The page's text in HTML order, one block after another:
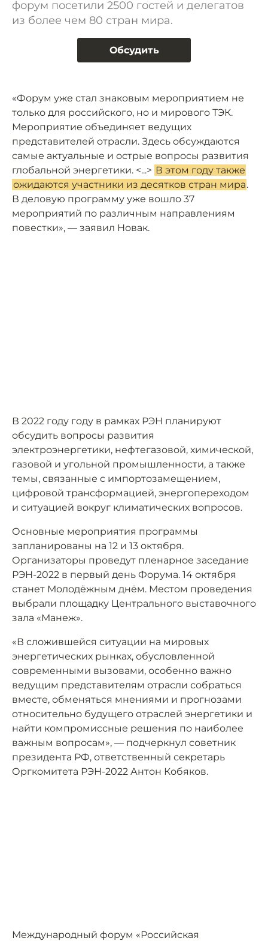
форум посетили 2500 гостей и делегатов
из более чем 80 стран мира.
Обсудить
«Форум уже стал знаковым мероприятием не
только для российского, но и мирового ТЭК.
Мероприятие объединяет ведущих
представителей отрасли. Здесь обсуждаются
самые актуальные и острые вопросы развития
глобальной энергетики. <...> В этом году также
ожидаются участники из десятков стран мира.
В деловую программу уже вошло 37
мероприятий по различным направлениям
повестки», — заявил Новак.
В 2022 году году в рамках РЭН планируют
обсудить вопросы развития
электроэнергетики, нефтегазовой, химической,
газовой и угольной промышленности, а также
темы, связанные с импортозамещением,
цифровой трансформацией, энергопереходом
и ситуацией вокруг климатических вопросов.
Основные мероприятия программы
запланированы на 12 и 13 октября.
Организаторы проведут пленарное заседание
РЭН-2022 в первый день Форума. 14 октября
станет Молодёжным днём. Местом проведения
выбрали площадку Центрального выставочного
зала «Манеж».
«В сложившейся ситуации на мировых
энергетических рынках, обусловленной
современными вызовами, особенно важно
ведущим представителям отрасли собраться
вместе, обменяться мнениями и прогнозами
относительно будущего отраслей энергетики и
найти компромиссные решения по наиболее
важным вопросам», — подчеркнул советник
президента РФ, ответственный секретарь
Оргкомитета РЭН-2022 Антон Кобяков.
Международный форум «Российская